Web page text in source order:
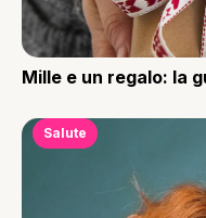
Mille e un regalo: la
Salute